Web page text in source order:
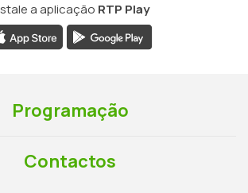
a aplicação RTP Play
Programação
Contactos